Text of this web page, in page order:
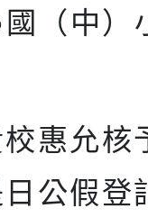
（中）
惠允核
公假登